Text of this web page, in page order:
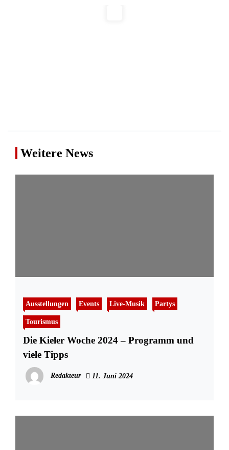
Weitere News
Ausstellungen Events Live-Musik Partys
Tourismus
Die Kieler Woche 2024 – Programm und
viele Tipps
Redakteur 11. Juni 2024